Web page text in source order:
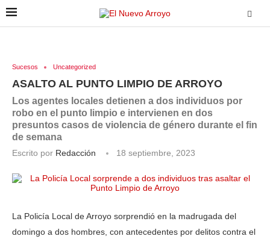
Sucesos Uncategorized
ASALTO AL PUNTO LIMPIO DE ARROYO
Los agentes locales detienen a dos individuos por
robo en el punto limpio e intervienen en dos
presuntos casos de violencia de género durante el fin
de semana
Escrito por Redacción 18 septiembre, 2023
La Policía Local de Arroyo sorprendió en la madrugada del
domingo a dos hombres, con antecedentes por delitos contra el